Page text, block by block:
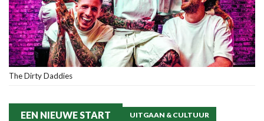
The Dirty Daddies
EEN NIEUWE START UITGAAN & CULTUUR